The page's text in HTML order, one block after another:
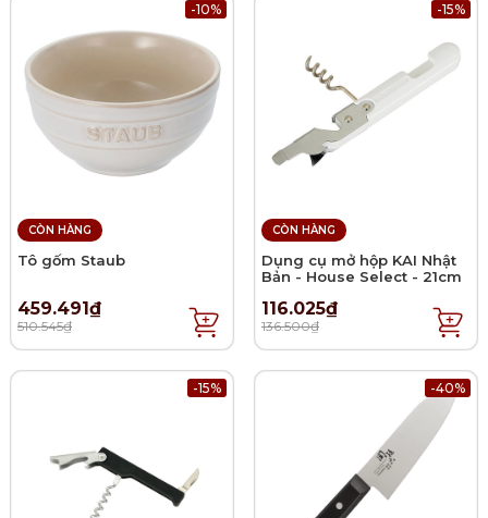
-10%
CÒN HÀNG
Tô gốm Staub
459.491₫
510.545₫
-15%
CÒN HÀNG
Dụng cụ mở hộp KAI Nhật
Bản - House Select - 21cm
116.025₫
136.500₫
-15% -40%